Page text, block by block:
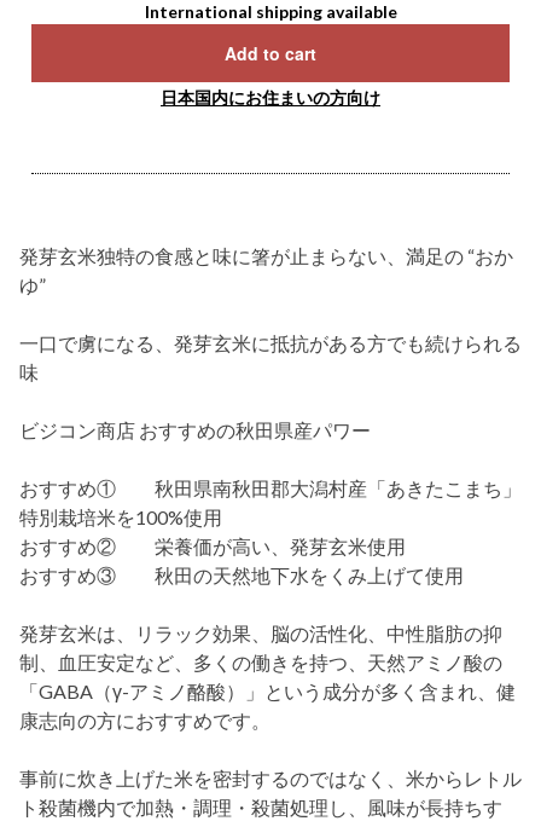
International shipping available
Add to cart
日本国内にお住まいの方向け
発芽玄米独特の食感と味に箸が止まらない、満足の “おか
ゆ”
一口で虜になる、発芽玄米に抵抗がある方でも続けられる
味
ビジコン商店 おすすめの秋田県産パワー
おすすめ① 秋田県南秋田郡大潟村産「あきたこまち」
特別栽培米を100%使用
おすすめ② 栄養価が高い、発芽玄米使用
おすすめ③ 秋田の天然地下水をくみ上げて使用
発芽玄米は、リラック効果、脳の活性化、中性脂肪の抑
制、血圧安定など、多くの働きを持つ、天然アミノ酸の
「GABA（γ-アミノ酪酸）」という成分が多く含まれ、健
康志向の方におすすめです。
事前に炊き上げた米を密封するのではなく、米からレトル
ト殺菌機内で加熱・調理・殺菌処理し、風味が長持ちす